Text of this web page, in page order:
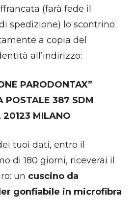
(farà fede il
spedizione) lo scontrino
a copia del
all’indirizzo:
PARODONTAX”
POSTALE 387 SDM
20123 MILANO
tuoi dati, entro il
di 180 giorni, riceverai il
un cuscino da
gonfiabile in microfibra